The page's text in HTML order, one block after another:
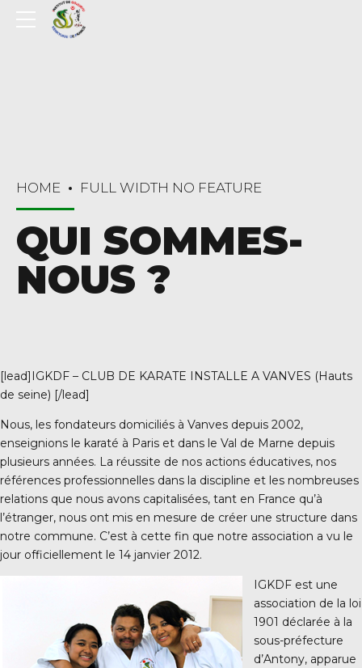
Vanves
HOME FULL WIDTH NO FEATURE
QUI SOMMES-
NOUS ?
[lead]IGKDF – CLUB DE KARATE INSTALLE A VANVES (Hauts
de seine) [/lead]
Nous, les fondateurs domiciliés à Vanves depuis 2002,
enseignions le karaté à Paris et dans le Val de Marne depuis
plusieurs années. La réussite de nos actions éducatives, nos
références professionnelles dans la discipline et les nombreuses
relations que nous avons capitalisées, tant en France qu’à
l’étranger, nous ont mis en mesure de créer une structure dans
notre commune. C’est à cette fin que notre association a vu le
jour officiellement le 14 janvier 2012.
IGKDF est une
association de la loi
1901 déclarée à la
sous-préfecture
d’Antony, apparue